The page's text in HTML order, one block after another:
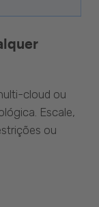
cloud ou
Escale,
ou